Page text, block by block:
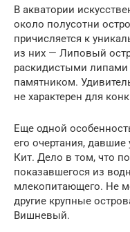
В акватории
около полусотни
причисляется к
из них — Липовый
раскидистыми липами
памятником.
не характерен для
Еще одной
его очертания,
Кит. Дело в том, что
показавшегося из
млекопитающего. Не
другие крупные
Вишневый.